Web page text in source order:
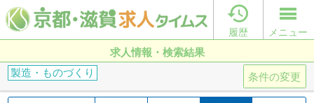

履歴 メニュー
求人情報・検索結果
条件の変更
製造・ものづくり